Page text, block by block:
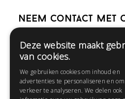
Neem contact met
Help
Contact
Huisregels
Deze website maakt
van cookies.
We gebruiken cookies om inhoud en
advertenties te personaliseren en om
verkeer te analyseren. We delen ook